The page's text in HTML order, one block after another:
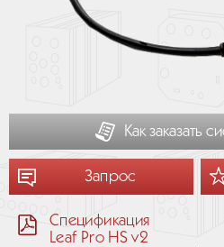
Как заказать
Запрос
Спецификация
Leaf Pro HS v2